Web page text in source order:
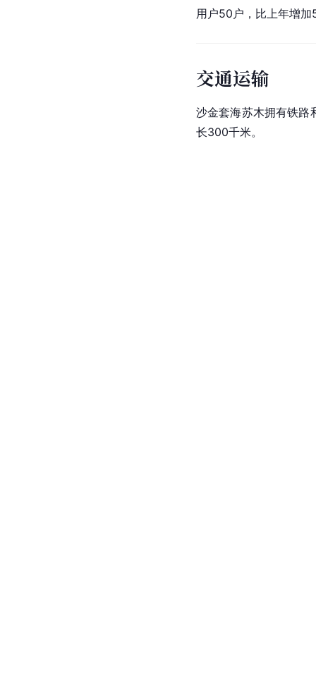
用户50户，比上年增
交通运输
沙金套海苏木拥有铁路
长300千米。